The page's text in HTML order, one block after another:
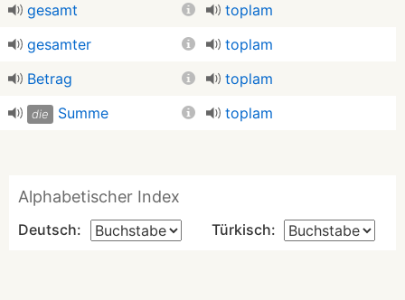
gesamt
toplam
gesamter
toplam
Betrag
toplam
die Summe toplam
Alphabetischer Index
Deutsch: Türkisch: